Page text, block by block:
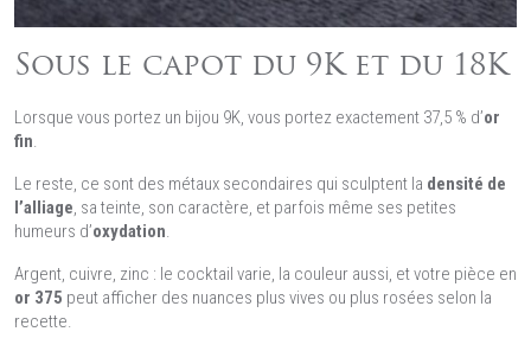
Sous le capot du 9K et du 18K
Lorsque vous portez un bijou 9K, vous portez exactement 37,5 % d’or
fin.
Le reste, ce sont des métaux secondaires qui sculptent la densité de
l’alliage, sa teinte, son caractère, et parfois même ses petites
humeurs d’oxydation.
Argent, cuivre, zinc : le cocktail varie, la couleur aussi, et votre pièce en
or 375 peut afficher des nuances plus vives ou plus rosées selon la
recette.